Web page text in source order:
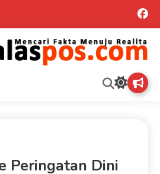
Pos Situs Berita
memuat ragam berita aktual dan
nasional, daerah dan ragam berita
Peringatan Dini